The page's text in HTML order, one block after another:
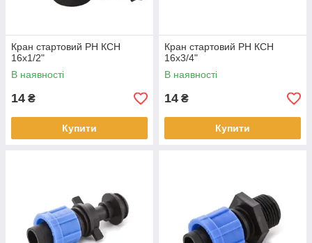
Кран стартовий РН КСН
16х1/2"
В наявності
14 ₴
Купити
Кран стартовий РН КСН
16х3/4"
В наявності
14 ₴
Купити